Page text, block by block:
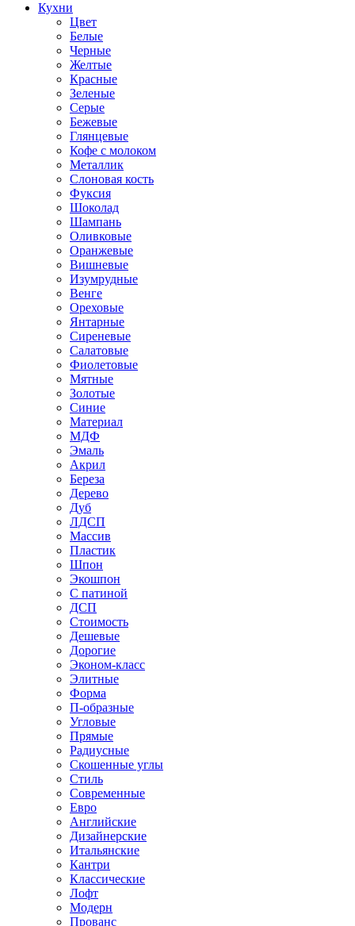
Кухни
Цвет
Белые
Черные
Желтые
Красные
Зеленые
Серые
Бежевые
Глянцевые
Кофе с молоком
Металлик
Слоновая кость
Фуксия
Шоколад
Шампань
Оливковые
Оранжевые
Вишневые
Изумрудные
Венге
Ореховые
Янтарные
Сиреневые
Салатовые
Фиолетовые
Мятные
Золотые
Синие
Материал
МДФ
Эмаль
Акрил
Береза
Дерево
Дуб
ЛДСП
Массив
Пластик
Шпон
Экошпон
С патиной
ДСП
Стоимость
Дешевые
Дорогие
Эконом-класс
Элитные
Форма
П-образные
Угловые
Прямые
Радиусные
Скошенные углы
Стиль
Современные
Евро
Английские
Дизайнерские
Итальянские
Кантри
Классические
Лофт
Модерн
Прованс